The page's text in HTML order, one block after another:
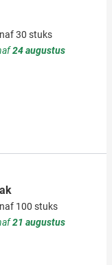
30 stuks
24 augustus
100 stuks
21 augustus